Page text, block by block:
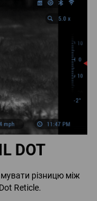
DOT
різницю між
Reticle.